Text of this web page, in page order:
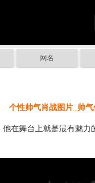
网名
个性帅气肖战图片_帅
在舞台上就是最有魅